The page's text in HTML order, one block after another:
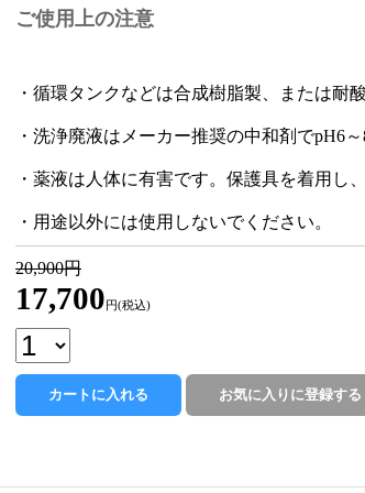
ご使用上の注意
・循環タンクなどは合成樹脂製、または耐
・洗浄廃液はメーカー推奨の中和剤でpH6
・薬液は人体に有害です。保護具を着用し
・用途以外には使用しないでください。
20,900円
17,700 円(税込)